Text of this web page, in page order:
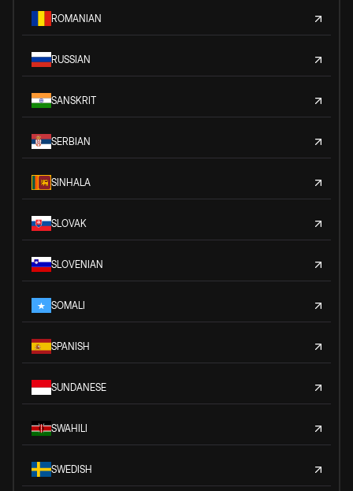
ROMANIAN
RUSSIAN
SANSKRIT
SERBIAN
SINHALA
SLOVAK
SLOVENIAN
SOMALI
SPANISH
SUNDANESE
SWAHILI
SWEDISH